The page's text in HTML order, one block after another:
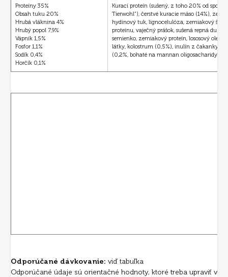
Proteíny 35%
Obsah tuku 20%
Hrubá vláknina 4%
Hrubý popol 7,9%
Vápnik 1,5%
Fosfor 1,1%
Sodík 0,4%
Horčík 0,1%
Kurací proteín (sušený, z toho 20% od
Tierwohl“), čerstvé kuracie mäso (14%),
hydinový tuk, lignocelulóza, zemiakový
proteínu, vaječný prášok, sušená repná
semienko, zemiakový proteín, lososový olej,
látky, kolostrum (0,5%), inulín z čakanky,
(0,2%, bohaté na mannan oligosacharidy a
Odporúčané dávkovanie: viď tabuľka
Odporúčané údaje sú orientačné hodnoty, ktoré treba upraviť v